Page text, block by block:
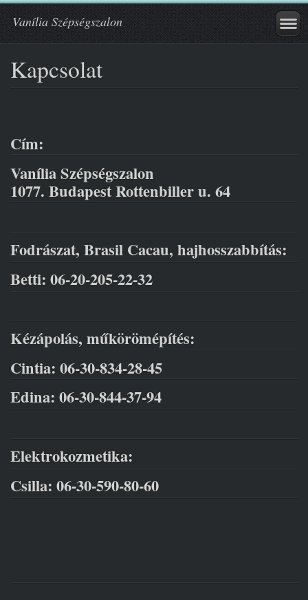
Vanília Szépségszalon
Kapcsolat
Cím:
Vanília Szépségszalon
1077. Budapest Rottenbiller u. 64
Fodrászat, Brasil Cacau, hajhosszabbítás:
Betti: 06-20-205-22-32
Kézápolás, műkörömépítés:
Cintia: 06-30-834-28-45
Edina: 06-30-844-37-94
Elektrokozmetika:
Csilla: 06-30-590-80-60